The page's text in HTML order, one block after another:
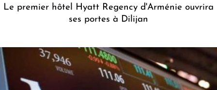
Le premier hôtel Hyatt Regency d'Arménie ouvrira
ses portes à Dilijan